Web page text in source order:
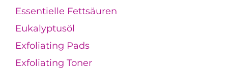
Essentielle Fettsäuren
Eukalyptusöl
Exfoliating Pads
Exfoliating Toner